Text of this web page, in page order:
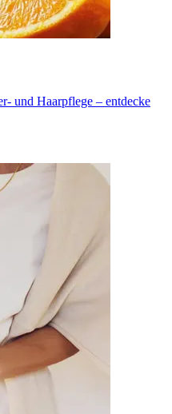
und Haarpflege – entdecke